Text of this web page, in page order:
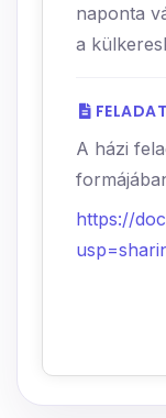
naponta
a
A házi
https://